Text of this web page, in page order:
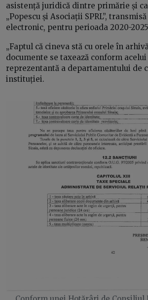
asistență juridică dintre primărie și
„Popescu și Asociații SPRL”,
electronic, pentru perioada 2020-
„Faptul că cineva stă cu orele în
documente se taxează conform acelui
reprezentantă a departamentului de
instituției.